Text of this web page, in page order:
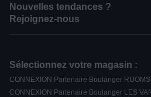
Nouvelles tendances ?
Rejoignez-nous
Sélectionnez votre magasin :
CONNEXION Partenaire Boulanger
CONNEXION Partenaire Boulanger LES